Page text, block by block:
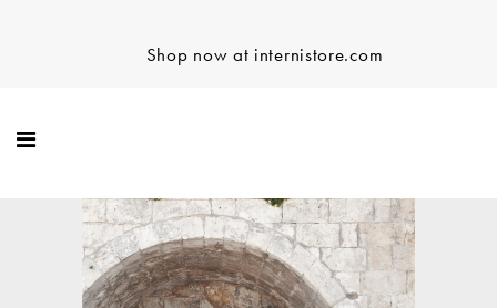
Shop now at internistore.com